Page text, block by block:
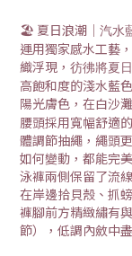
🏖️ 夏日浪潮｜ 汽水
運用獨家感水工藝
織浮現， 彷彿將夏
高飽和度的淺水藍
陽光膚色，在白沙
腰頭採用寬幅舒適
體調節抽繩 ，繩頭
如何變動，都能完
泳褲兩側保留了流
在岸邊拾貝殼、抓
褲腳前方精緻繡有
節），低調內斂中